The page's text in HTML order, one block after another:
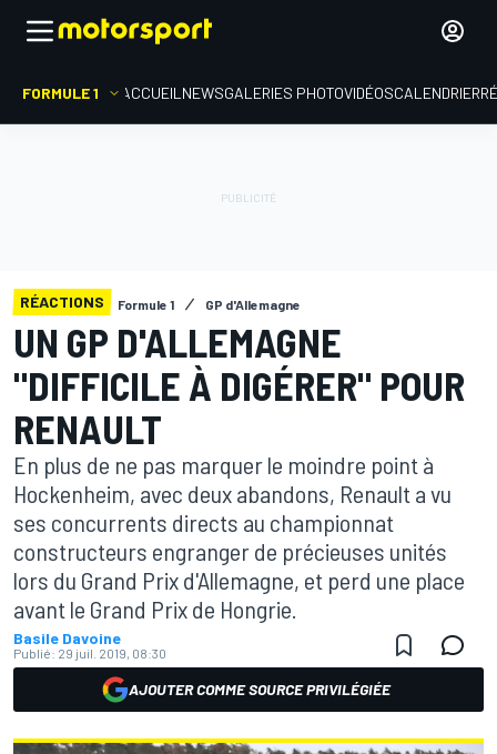
FORMULE 1 ACCUEIL NEWSGALERIES PHOTOVIDÉOSCALENDRIER
RÉACTIONS Formule 1 GP d'Allemagne
UN GP D'ALLEMAGNE
"DIFFICILE À DIGÉRER" POUR
RENAULT
En plus de ne pas marquer le moindre point à
Hockenheim, avec deux abandons, Renault a vu
ses concurrents directs au championnat
constructeurs engranger de précieuses unités
lors du Grand Prix d'Allemagne, et perd une place
avant le Grand Prix de Hongrie.
Basile Davoine
Publié: 29 juil. 2019, 08:30
AJOUTER COMME SOURCE PRIVILÉGIÉE